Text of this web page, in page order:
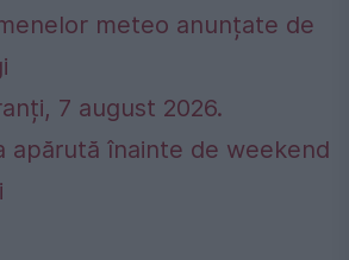
meteo anunțate de
7 august 2026.
apărută înainte de weekend